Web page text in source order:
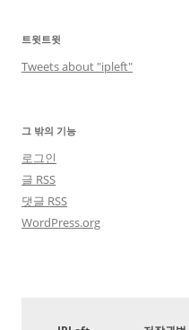
트윗트윗
Tweets about "ipleft"
그 밖의 기능
로그인
글 RSS
댓글 RSS
WordPress.org